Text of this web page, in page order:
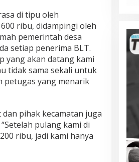
di tipu oleh
ribu, didampingi oleh
pemerintah desa
setiap penerima BLT.
yang akan datang kami
tidak sama sekali untuk
petugas yang menarik
pihak kecamatan juga
pulang kami di
ribu, jadi kami hanya